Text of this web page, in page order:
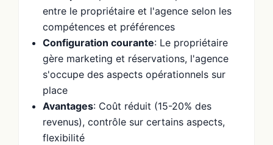
entre le propriétaire et l'agence selon les
compétences et préférences
Configuration courante: Le propriétaire
gère marketing et réservations, l'agence
s'occupe des aspects opérationnels sur
place
Avantages: Coût réduit (15-20% des
revenus), contrôle sur certains aspects,
flexibilité